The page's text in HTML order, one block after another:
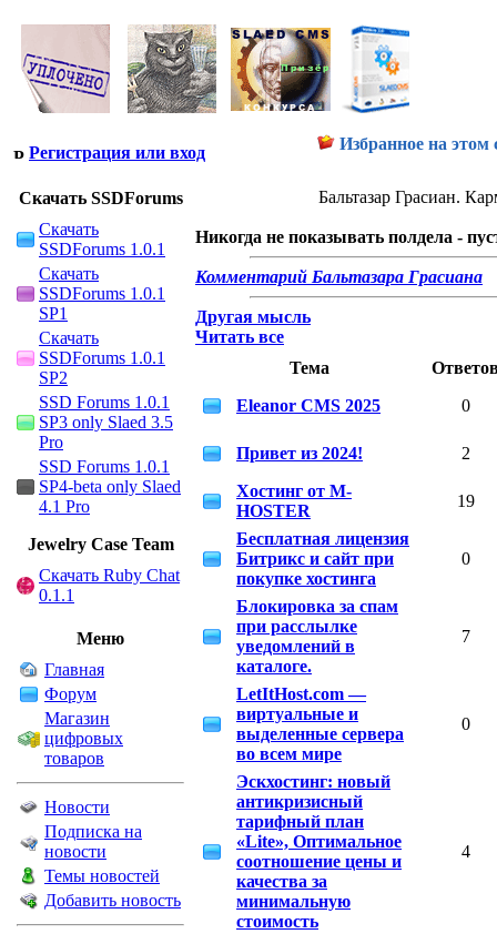
Регистрация или вход Избранное на этом
Скачать SSDForums
Скачать
SSDForums 1.0.1
Скачать
SSDForums 1.0.1
SP1
Скачать
SSDForums 1.0.1
SP2
SSD Forums 1.0.1
SP3 only Slaed 3.5
Pro
SSD Forums 1.0.1
SP4-beta only Slaed
4.1 Pro
Jewelry Сase Team
Скачать Ruby Chat
0.1.1
Меню
Главная
Форум
Магазин
цифровых
товаров
Новости
Подписка на
новости
Темы новостей
Добавить новость
Бальтазар Грасиан.
Никогда не показывать полдела -
Комментарий Бальтазара Грасиана
Другая мысль
Читать все
Тема
Eleanor CMS 2025
0
Привет из 2024!
2
Хостинг от M-
HOSTER
19
Бесплатная лицензия
Битрикс и сайт при
покупке хостинга
0
Блокировка за спам
при расслылке
уведомлений в
каталоге.
7
LetItHost.com —
виртуальные и
выделенные сервера
во всем мире
0
Эскхостинг: новый
антикризисный
тарифный план
«Lite», Оптимальное
соотношение цены и
качества за
минимальную
стоимость
4